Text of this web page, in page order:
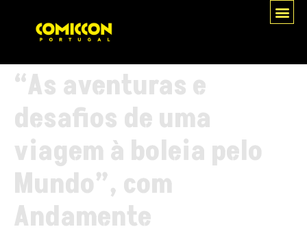
“As aventuras e
desafios de uma
viagem à boleia pelo
Mundo”, com
Andamente